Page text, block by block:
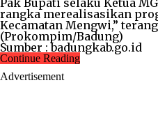
Pak Bupati selaku Ketua
rangka merealisasikan
Kecamatan Mengwi,”
(Prokompim/Badung)
Sumber : badungkab.go.id
Continue Reading
Advertisement